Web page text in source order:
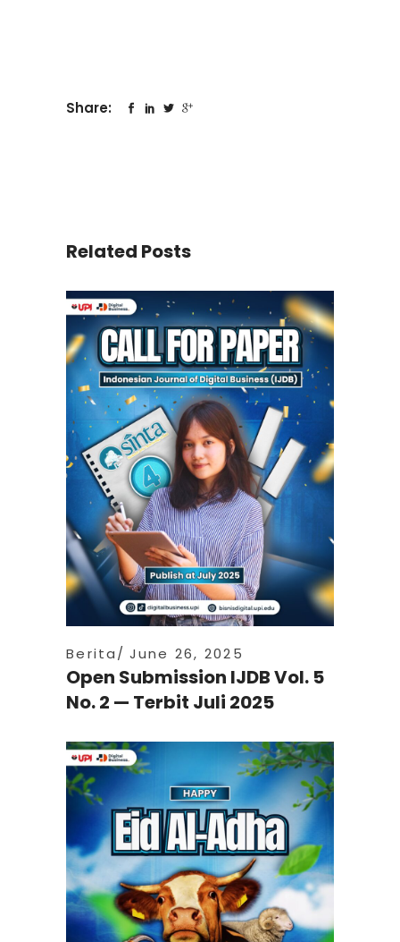
Share:
Related Posts
Berita June 26, 2025
Open Submission IJDB Vol. 5
No. 2 — Terbit Juli 2025